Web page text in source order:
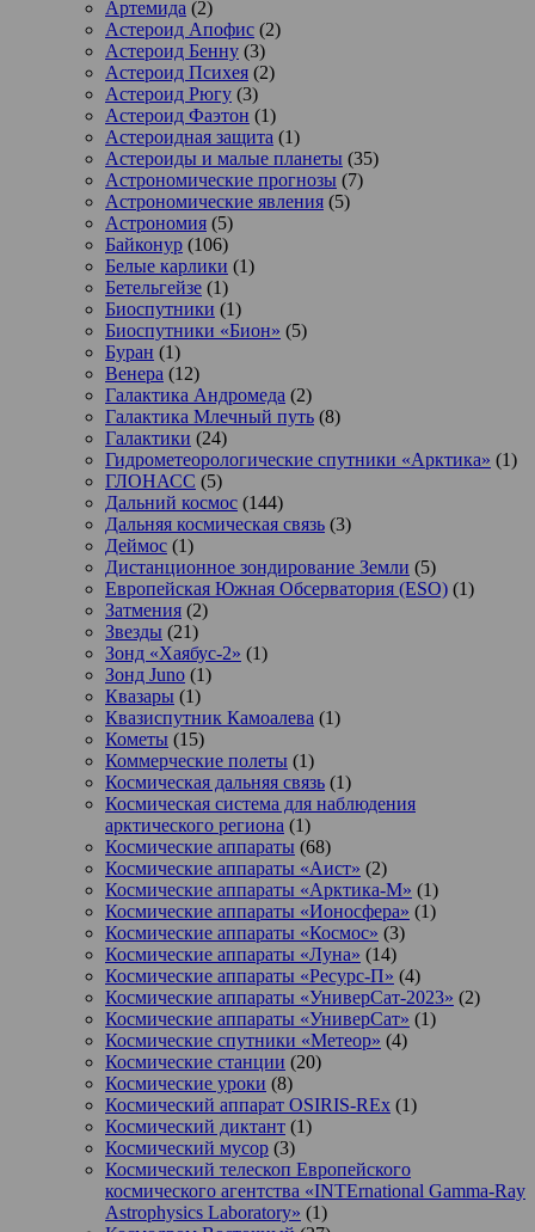
Артемида (2)
Астероид Апофис (2)
Астероид Бенну (3)
Астероид Психея (2)
Астероид Рюгу (3)
Астероид Фаэтон (1)
Астероидная защита (1)
Астероиды и малые планеты (35)
Астрономические прогнозы (7)
Астрономические явления (5)
Астрономия (5)
Байконур (106)
Белые карлики (1)
Бетельгейзе (1)
Биоспутники (1)
Биоспутники «Бион» (5)
Буран (1)
Венера (12)
Галактика Андромеда (2)
Галактика Млечный путь (8)
Галактики (24)
Гидрометеорологические спутники «Арктика» (1)
ГЛОНАСС (5)
Дальний космос (144)
Дальняя космическая связь (3)
Деймос (1)
Дистанционное зондирование Земли (5)
Европейская Южная Обсерватория (ESO) (1)
Затмения (2)
Звезды (21)
Зонд «Хаябус-2» (1)
Зонд Juno (1)
Квазары (1)
Квазиспутник Камоалева (1)
Кометы (15)
Коммерческие полеты (1)
Космическая дальняя связь (1)
Космическая система для наблюдения
арктического региона (1)
Космические аппараты (68)
Космические аппараты «Аист» (2)
Космические аппараты «Арктика-М» (1)
Космические аппараты «Ионосфера» (1)
Космические аппараты «Космос» (3)
Космические аппараты «Луна» (14)
Космические аппараты «Ресурс-П» (4)
Космические аппараты «УниверСат-2023» (2)
Космические аппараты «УниверСат» (1)
Космические спутники «Метеор» (4)
Космические станции (20)
Космические уроки (8)
Космический аппарат OSIRIS-REx (1)
Космический диктант (1)
Космический мусор (3)
Космический телескоп Европейского
космического агентства «INTErnational Gamma-Ray
Astrophysics Laboratory» (1)